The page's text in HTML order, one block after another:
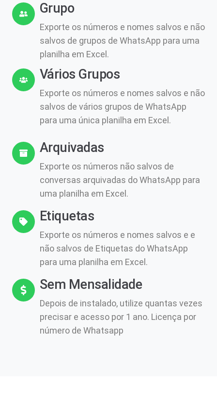
Grupo
Exporte os números e nomes salvos e não
salvos de grupos de WhatsApp para uma
planilha em Excel.
Vários Grupos
Exporte os números e nomes salvos e não
salvos de vários grupos de WhatsApp
para uma única planilha em Excel.
Arquivadas
Exporte os números não salvos de
conversas arquivadas do WhatsApp para
uma planilha em Excel.
Etiquetas
Exporte os números e nomes salvos e e
não salvos de Etiquetas do WhatsApp
para uma planilha em Excel.
Sem Mensalidade
Depois de instalado, utilize quantas vezes
precisar e acesso por 1 ano. Licença por
número de Whatsapp